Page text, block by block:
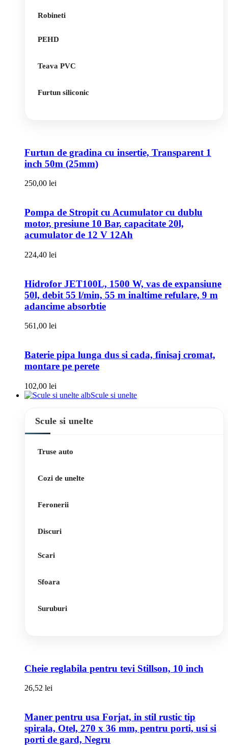
Robineti
PEHD
Teava PVC
Furtun siliconic
Furtun de gradina cu insertie, Transparent 1
inch 50m (25mm)
250,00 lei
Pompa de Stropit cu Acumulator cu dublu
motor, presiune 10 Bar, capacitate 20l,
acumulator de 12 V 12Ah
224,40 lei
Hidrofor JET100L, 1500 W, vas de expansiune
50l, debit 55 l/min, 55 m inaltime refulare, 9 m
adancime absorbtie
561,00 lei
Baterie pipa lunga dus si cada, finisaj cromat,
montare pe perete
102,00 lei
Scule si unelte
Scule si unelte
Truse auto
Cozi de unelte
Feronerii
Discuri
Scari
Sfoara
Suruburi
Cheie reglabila pentru tevi Stillson, 10 inch
26,52 lei
Maner pentru usa Forjat, in stil rustic tip
spirala, Otel, 270 x 36 mm, pentru porti, usi si
porti de gard, Negru